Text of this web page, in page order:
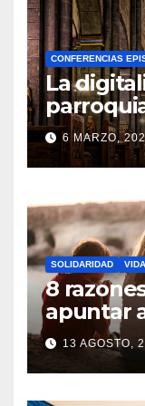
CONFERENCIAS
La
realidad
la Iglesia
6 MARZO,
SOLIDARIDAD
8
apuntar
13 AGOSTO,